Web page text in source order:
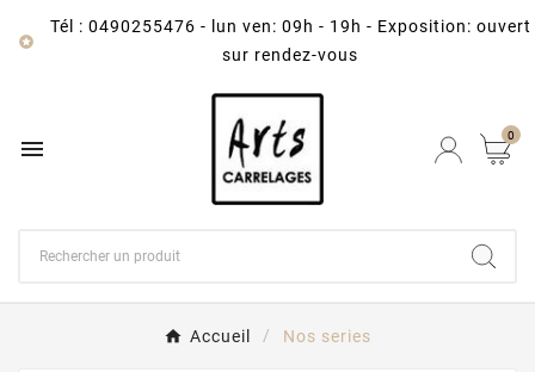

Tél : 0490255476 -
lun ven: 09h - 19h - Exposition: ouvert
sur rendez-vous
 0
Accueil Nos series